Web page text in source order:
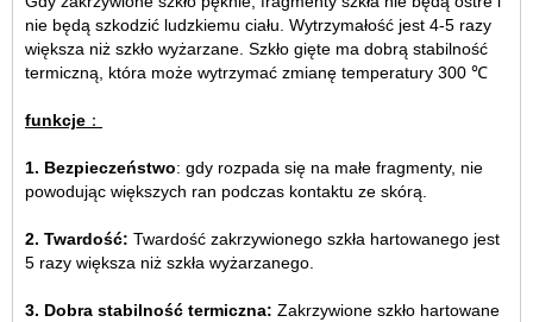
nie będą szkodzić ludzkiemu ciału. Wytrzymałość jest 4-5 razy
większa niż szkło wyżarzane. Szkło gięte ma dobrą stabilność
termiczną, która może wytrzymać zmianę temperatury 300 ℃
funkcje ：
1. Bezpieczeństwo: gdy rozpada się na małe fragmenty, nie
powodując większych ran podczas kontaktu ze skórą.
2. Twardość: Twardość zakrzywionego szkła hartowanego jest
5 razy większa niż szkła wyżarzanego.
3. Dobra stabilność termiczna: Zakrzywione szkło hartowane